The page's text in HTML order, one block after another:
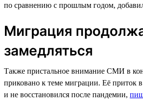
по сравнению с прошлым годом,
Миграция
замедляться
Также пристальное внимание СМИ в
приковано к теме миграции. Её приток
и не восстановился после пандемии,